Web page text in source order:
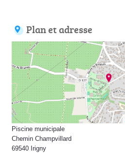
Plan et adresse
Piscine municipale
Chemin Champvillard
69540 Irigny